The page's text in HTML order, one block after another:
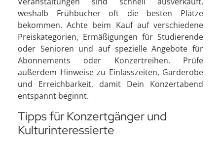
weshalb Frühbucher oft die besten Plätze
bekommen. Achte beim Kauf auf verschiedene
Preiskategorien, Ermäßigungen für Studierende
oder Senioren und auf spezielle Angebote für
Abonnements oder Konzertreihen. Prüfe
außerdem Hinweise zu Einlasszeiten, Garderobe
und Erreichbarkeit, damit Dein Konzertabend
entspannt beginnt.
Tipps für Konzertgänger und
Kulturinteressierte